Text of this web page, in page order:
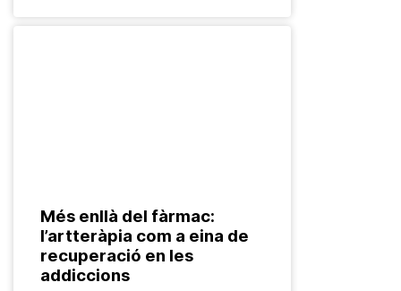
Més enllà del fàrmac:
l’artteràpia com a eina de
recuperació en les
addiccions